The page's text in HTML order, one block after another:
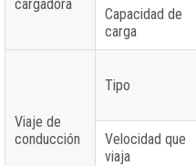
cargadora
Capacidad de
carga
Viaje de
conducción
Tipo
Velocidad que
viaja